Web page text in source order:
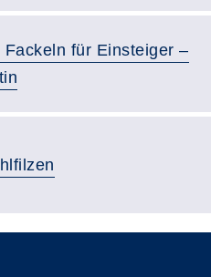
für Einsteiger –